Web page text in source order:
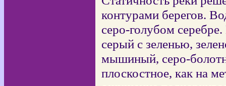
контурами берегов.
серо-голубом
серый с зеленью,
мышиный, серо-
плоскостное, как на